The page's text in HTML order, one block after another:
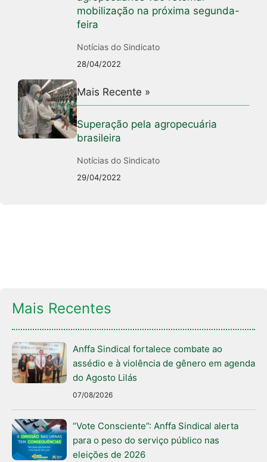
mobilização na próxima segunda-
feira
Notícias do Sindicato
28/04/2022
Mais Recente »
Superação pela agropecuária
brasileira
Notícias do Sindicato
29/04/2022
Mais Recentes
Anffa Sindical fortalece combate ao
assédio e à violência de gênero em agenda
do Agosto Lilás
07/08/2026
“Vote Consciente”: Anffa Sindical alerta
para o peso do serviço público nas
eleições de 2026